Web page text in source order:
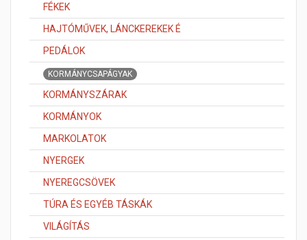
FÉKEK
HAJTÓMŰVEK, LÁNCKEREKEK É
PEDÁLOK
KORMÁNYCSAPÁGYAK
KORMÁNYSZÁRAK
KORMÁNYOK
MARKOLATOK
NYERGEK
NYEREGCSÖVEK
TÚRA ÉS EGYÉB TÁSKÁK
VILÁGÍTÁS